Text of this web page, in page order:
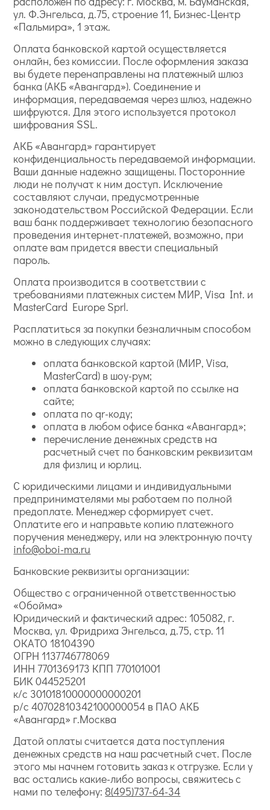
ул. Ф.Энгельса, д.75, строение 11, Бизнес-Центр
«Пальмира», 1 этаж.
Оплата банковской картой осуществляется
онлайн, без комиссии. После оформления заказа
вы будете перенаправлены на платежный шлюз
банка (АКБ «Авангард»). Соединение и
информация, передаваемая через шлюз, надежно
шифруются. Для этого используется протокол
шифрования SSL.
АКБ «Авангард» гарантирует
конфиденциальность передаваемой информации.
Ваши данные надежно защищены. Посторонние
люди не получат к ним доступ. Исключение
составляют случаи, предусмотренные
законодательством Российской Федерации. Если
ваш банк поддерживает технологию безопасного
проведения интернет-платежей, возможно, при
оплате вам придется ввести специальный
пароль.
Оплата производится в соответствии с
требованиями платежных систем МИР, Visa Int. и
MasterCard Europe Sprl.
Расплатиться за покупки безналичным способом
можно в следующих случаях:
оплата банковской картой (МИР, Visa,
MasterCard) в шоу-рум;
оплата банковской картой по ссылке на
сайте;
оплата по qr-коду;
оплата в любом офисе банка «Авангард»;
перечисление денежных средств на
расчетный счет по банковским реквизитам
для физлиц и юрлиц.
С юридическими лицами и индивидуальными
предпринимателями мы работаем по полной
предоплате. Менеджер сформирует счет.
Оплатите его и направьте копию платежного
поручения менеджеру, или на электронную почту
info@oboi-ma.ru
Банковские реквизиты организации:
Общество с ограниченной ответственностью
«Обойма»
Юридический и фактический адрес: 105082, г.
Москва, ул. Фридриха Энгельса, д.75, стр. 11
ОКАТО 18104390
ОГРН 1137746778069
ИНН 7701369173 КПП 770101001
БИК 044525201
к/с 30101810000000000201
р/с 40702810342100000054 в ПАО АКБ
«Авангард» г.Москва
Датой оплаты считается дата поступления
денежных средств на наш расчетный счет. После
этого мы начнем готовить заказ к отгрузке. Если у
вас остались какие-либо вопросы, свяжитесь с
нами по телефону: 8(495)737-64-34